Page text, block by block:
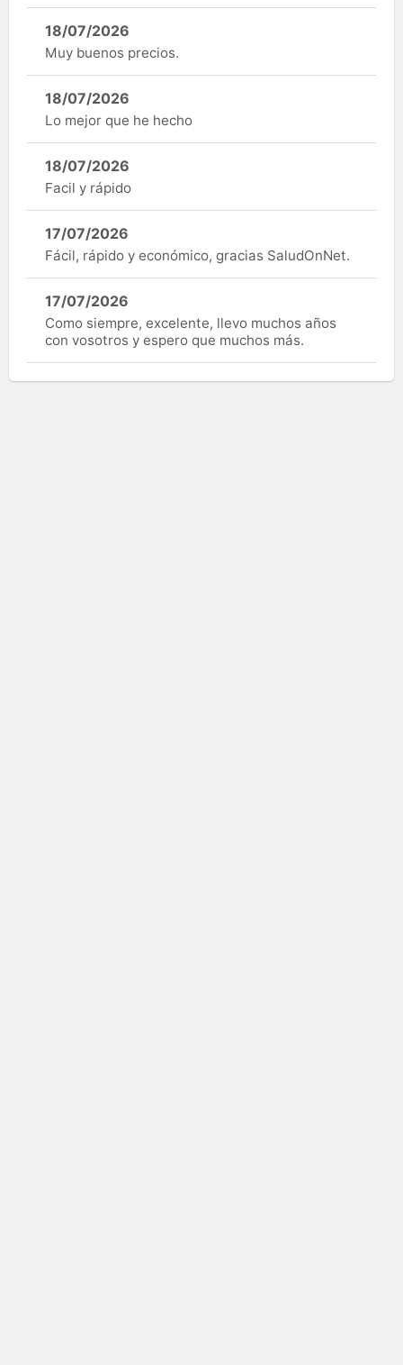
18/07/2026
Muy buenos precios.
18/07/2026
Lo mejor que he hecho
18/07/2026
Facil y rápido
17/07/2026
Fácil, rápido y económico, gracias SaludOnNet.
17/07/2026
Como siempre, excelente, llevo muchos años
con vosotros y espero que muchos más.